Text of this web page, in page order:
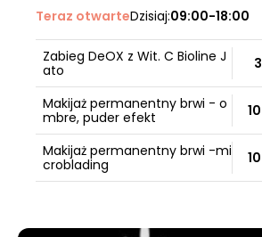
Teraz otwarteDzisiaj:09:00-18:00
Zabieg DeOX z Wit. C Bioline J
ato
Makijaż permanentny brwi - o
mbre, puder efekt
Makijaż permanentny brwi -mi
croblading